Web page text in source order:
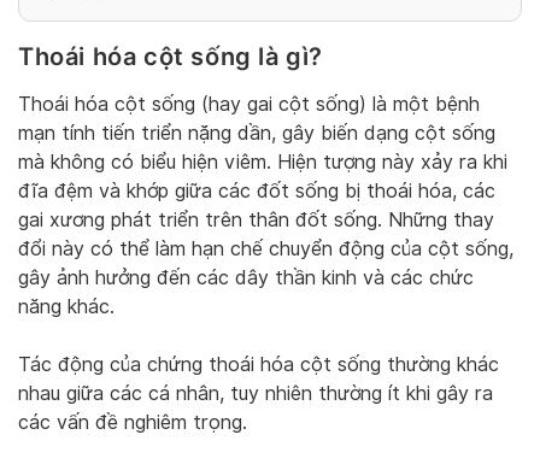
Thoái hóa cột sống là gì?
Thoái hóa cột sống (hay gai cột sống) là một bệnh
mạn tính tiến triển nặng dần, gây biến dạng cột sống
mà không có biểu hiện viêm. Hiện tượng này xảy ra khi
đĩa đệm và khớp giữa các đốt sống bị thoái hóa, các
gai xương phát triển trên thân đốt sống. Những thay
đổi này có thể làm hạn chế chuyển động của cột sống,
gây ảnh hưởng đến các dây thần kinh và các chức
năng khác.
Tác động của chứng thoái hóa cột sống thường khác
nhau giữa các cá nhân, tuy nhiên thường ít khi gây ra
các vấn đề nghiêm trọng.